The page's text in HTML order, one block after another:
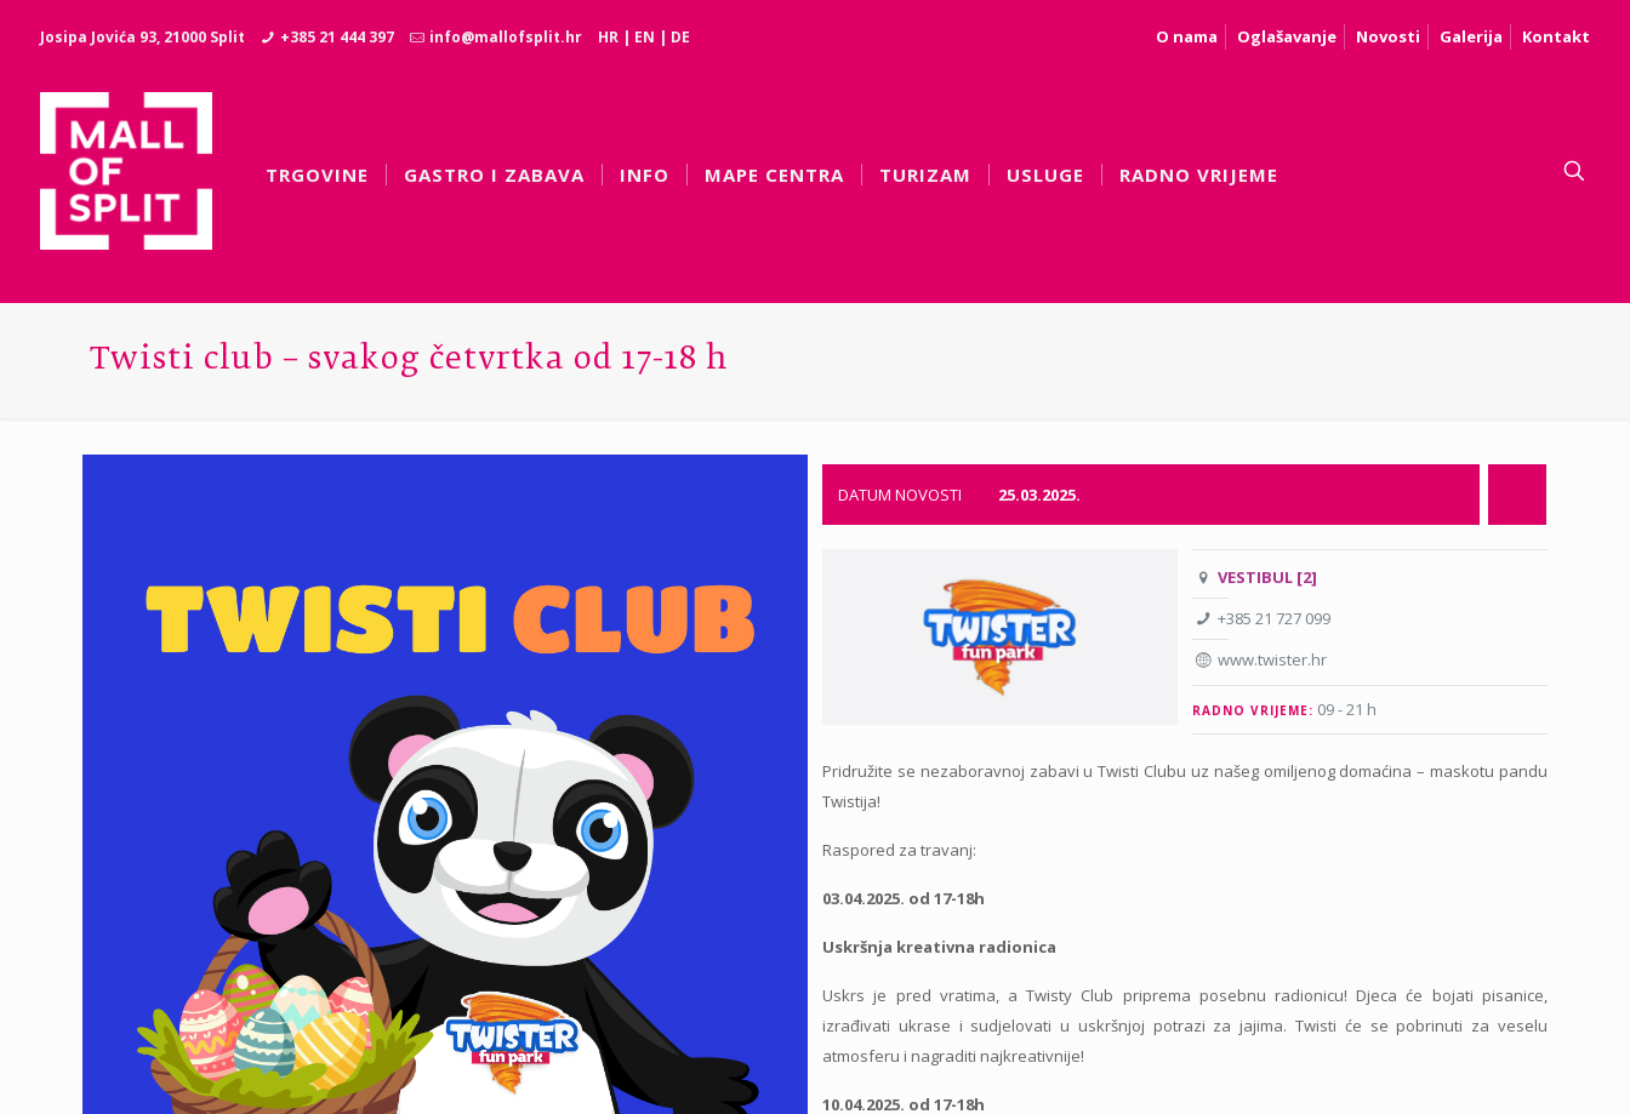
Josipa Jovića 93, 21000 Split +385 21 444 397 info@mallofsplit.hr HR | EN | DE O nama Oglašavanje Novosti Galerija Kontakt
TRGOVINE GASTRO I ZABAVA INFO MAPE CENTRA TURIZAM USLUGE RADNO VRIJEME
Twisti club – svakog četvrtka od 17-18 h
DATUM NOVOSTI 25.03.2025.
VESTIBUL [2]
+385 21 727 099
www.twister.hr
RADNO VRIJEME: 09 - 21 h
Pridružite se nezaboravnoj zabavi u Twisti Clubu uz našeg omiljenog domaćina – maskotu pandu
Twistija!
Raspored za travanj:
03.04.2025. od 17-18h
Uskršnja kreativna radionica
Uskrs je pred vratima, a Twisty Club priprema posebnu radionicu! Djeca će bojati pisanice,
izrađivati ukrase i sudjelovati u uskršnjoj potrazi za jajima. Twisti će se pobrinuti za veselu
atmosferu i nagraditi najkreativnije!
10.04.2025. od 17-18h